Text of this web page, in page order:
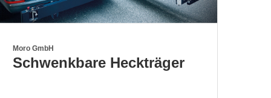
Moro GmbH
Schwenkbare Heckträger